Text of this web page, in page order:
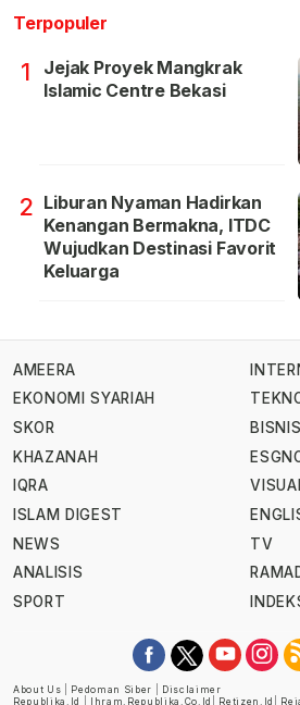
Terpopuler
1
Jejak Proyek Mangkrak
Islamic Centre Bekasi
2 Liburan Nyaman Hadirkan
Kenangan Bermakna, ITDC
Wujudkan Destinasi Favorit
Keluarga
AMEERA
EKONOMI SYARIAH
SKOR
KHAZANAH
IQRA
ISLAM DIGEST
NEWS
ANALISIS
SPORT
TV
About Us Pedoman Siber
Disclaimer
Republika.id
Ihram.republika.co.id Retizen.id